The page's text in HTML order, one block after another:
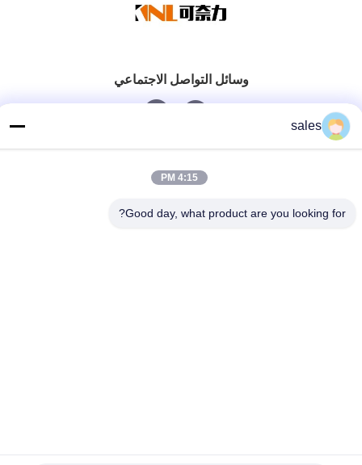
وسائل التواصل الاجتماعي
اتصل سريعًا
86-139-01536676
sales
4:15 PM
Good day, what product are you looking for?